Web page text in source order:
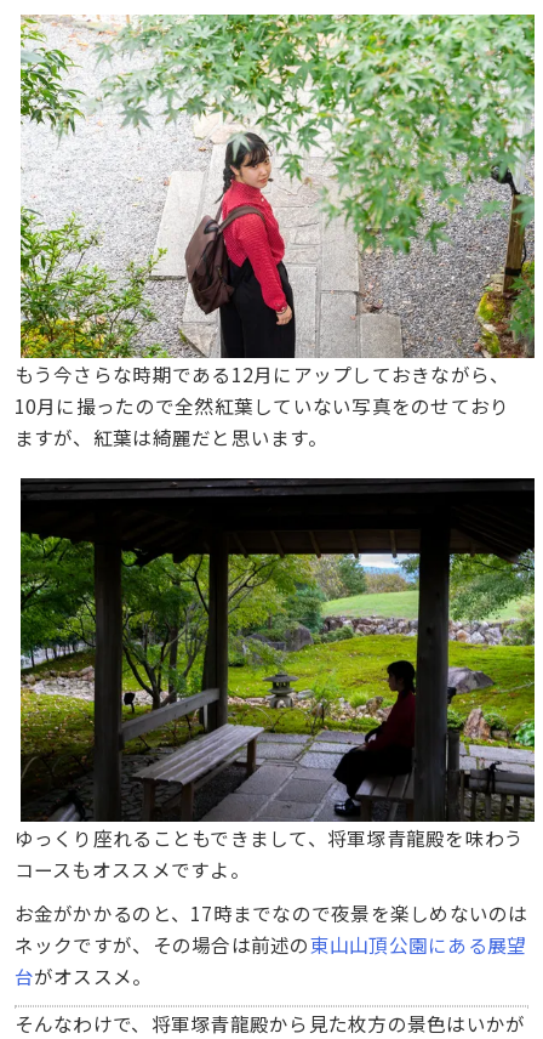
もう今さらな時期である12月にアップしておきながら、
10月に撮ったので全然紅葉していない写真をのせており
ますが、紅葉は綺麗だと思います。
ゆっくり座れることもできまして、将軍塚青龍殿を味わう
コースもオススメですよ。
お金がかかるのと、17時までなので夜景を楽しめないのは
ネックですが、その場合は前述の東山山頂公園にある展望
台がオススメ。
そんなわけで、将軍塚青龍殿から見た枚方の景色はいかが